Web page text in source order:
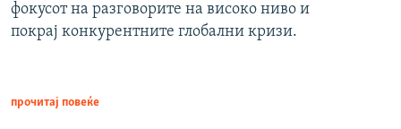
фокусот на разговорите на високо ниво и
покрај конкурентните глобални кризи.
прочитај повеќе